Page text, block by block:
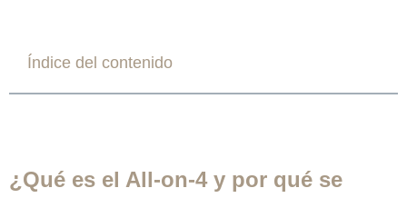
Índice del contenido
¿Qué es el All-on-4 y por qué se